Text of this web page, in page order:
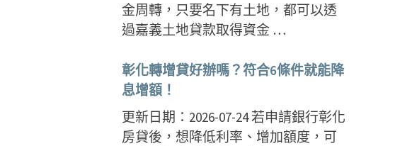
金周轉，只要名下有土地，都可以透
過嘉義土地貸款取得資金 …
彰化轉增貸好辦嗎？符合6條件就能降
息增額！
更新日期：2026-07-24 若申請銀行彰化
房貸後，想降低利率、增加額度，可